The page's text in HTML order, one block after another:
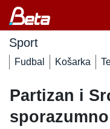
Sport
Fudbal Košarka
Partizan i